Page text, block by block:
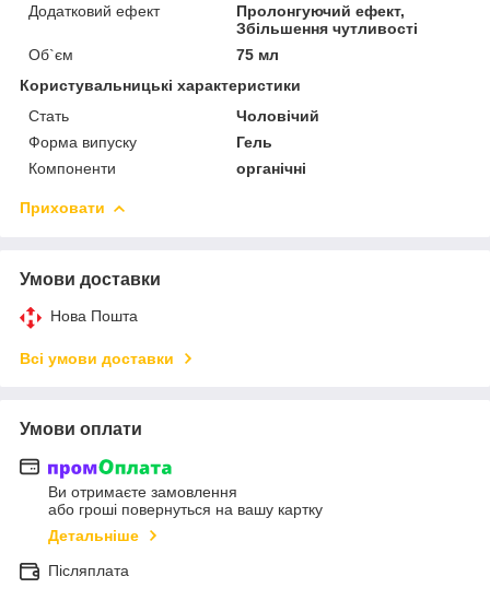
Додатковий ефект
Пролонгуючий ефект,
Збільшення чутливості
Об`єм
75 мл
Користувальницькі характеристики
Стать
Чоловічий
Форма випуску
Гель
Компоненти
органічні
Приховати
Умови доставки
Нова Пошта
Всі умови доставки
Умови оплати
Ви отримаєте замовлення
або гроші повернуться на вашу картку
Детальніше
Післяплата